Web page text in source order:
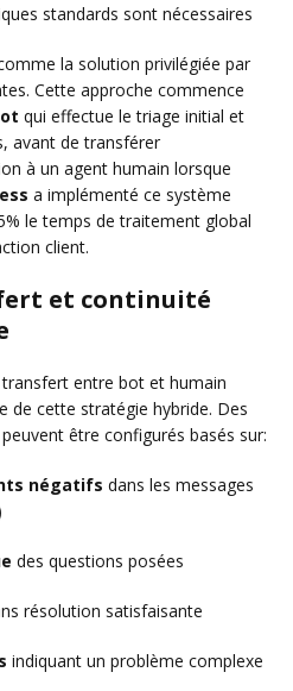
standards sont nécessaires
la solution privilégiée par
Cette approche commence
qui effectue le triage initial et
avant de transférer
à un agent humain lorsque
a implémenté ce système
le temps de traitement global
client.
et continuité
entre bot et humain
de cette stratégie hybride. Des
être configurés basés sur:
négatifs dans les messages
des questions posées
résolution satisfaisante
indiquant un problème complexe